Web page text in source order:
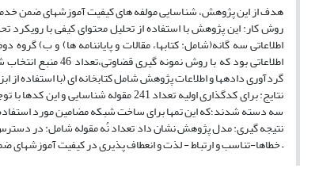
هدف از این پژوهش، شناسایی مولفه های کیفیت آموزشهای ضمن
روش کار: این پژوهش با استفاده از تحلیل محتوای کیفی با
گردآوری دادهها و اطلاعات پژوهش شامل کتابخانه ای (با استفاده از
سه دسته شدند؛که این تمها برای ساخت شبکه مضامین مورد
نتیجه گیری: مدل پژوهش نشان داد تعداد نُه مقوله شامل: در
– خطاها-تناسب و ارتباط - لذت و انعطاف پذیری در کیفیت